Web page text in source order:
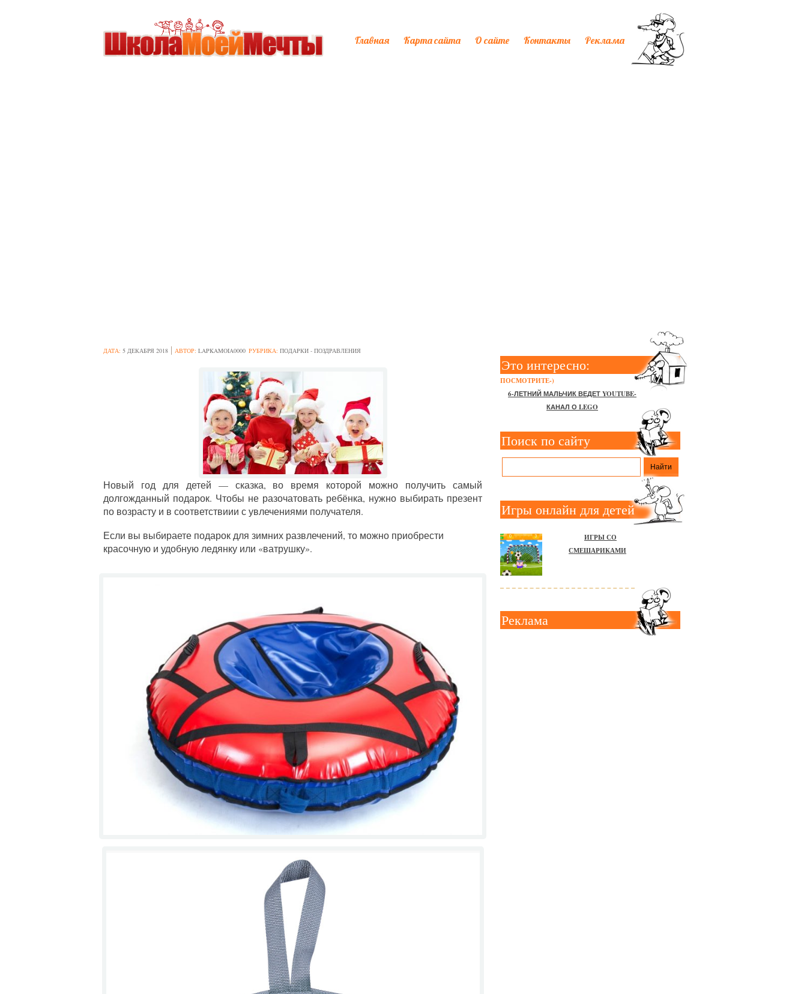
Главная Карта сайта О сайте Контакты Реклама
ДАТА: 5 ДЕКАБРЯ 2018 АВТОР: LAPKAMOIA0000 РУБРИКА: ПОДАРКИ - ПОЗДРАВЛЕНИЯ
Новый год для детей — сказка, во время которой можно получить самый
долгожданный подарок. Чтобы не разочатовать ребёнка, нужно выбирать презент
по возрасту и в соответствиии с увлечениями получателя.
Если вы выбираете подарок для зимних развлечений, то можно приобрести
красочную и удобную ледянку или «ватрушку».
Это интересно:
ПОСМОТРИТЕ-)
6-ЛЕТНИЙ МАЛЬЧИК ВЕДЕТ YOUTUBE-
КАНАЛ О LEGO
Поиск по сайту
Игры онлайн для детей
ИГРЫ СО
СМЕШАРИКАМИ
Реклама